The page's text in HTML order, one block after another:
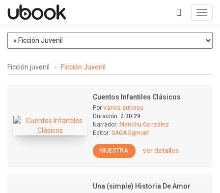
+
Ficción juvenil Ficción Juvenil
Cuentos Infantiles Clásicos
Por Varios autores
Duración: 2:30:29
Narrador: Menchu González
Editor: SAGA Egmont
MUESTRA ver detalles
Una (simple) Historia De Amor